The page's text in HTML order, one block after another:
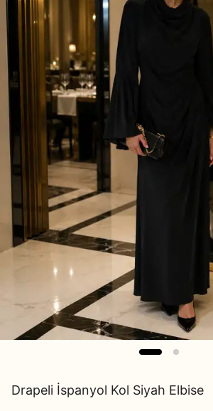
Drapeli İspanyol Kol Siyah Elbise